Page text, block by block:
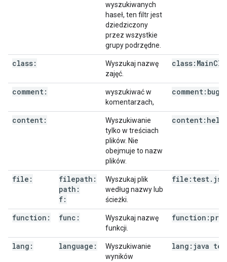
wyszukiwanych
haseł, ten filtr jest
dziedziczony
przez wszystkie
grupy podrzędne.
class:
Wyszukaj nazwę
zajęć.
class:Main
comment:
wyszukiwać w
komentarzach,
comment:bug
content:
Wyszukiwanie
tylko w treściach
plików. Nie
obejmuje to nazw
plików.
file:
filepath:
path:
f:
Wyszukaj plik
według nazwy lub
ścieżki.
file:test. js
function: func:
Wyszukaj nazwę
funkcji.
lang: language:
Wyszukiwanie
wyników
lang:java